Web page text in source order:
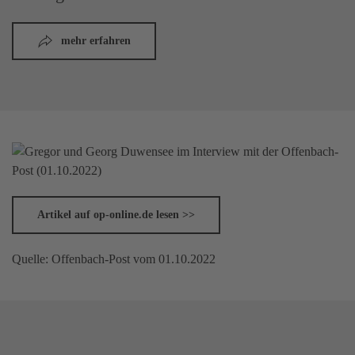
mehr erfahren
Artikel auf op-online.de lesen >>
Quelle: Offenbach-Post vom 01.10.2022